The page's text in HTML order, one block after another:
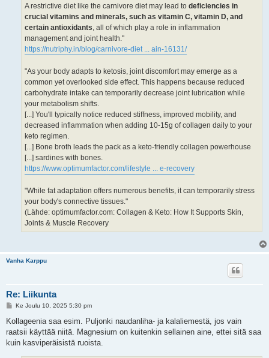
A restrictive diet like the carnivore diet may lead to deficiencies in
crucial vitamins and minerals, such as vitamin C, vitamin D, and
certain antioxidants , all of which play a role in inflammation
management and joint health."
https://nutriphy.in/blog/carnivore-diet ... ain-16131/
"As your body adapts to ketosis, joint discomfort may emerge as a
common yet overlooked side effect. This happens because reduced
carbohydrate intake can temporarily decrease joint lubrication while
your metabolism shifts.
[...] You'll typically notice reduced stiffness, improved mobility, and
decreased inflammation when adding 10-15g of collagen daily to your
keto regimen.
[...] Bone broth leads the pack as a keto-friendly collagen powerhouse
[...] sardines with bones.
https://www.optimumfactor.com/lifestyle ... e-recovery
"While fat adaptation offers numerous benefits, it can temporarily stress
your body's connective tissues."
(Lähde: optimumfactor.com: Collagen & Keto: How It Supports Skin,
Joints & Muscle Recovery
Vanha Karppu
Re: Liikunta
V
e
t
i
Ke Joulu 10, 2025 5:30 pm
Kollageenia saa esim. Puljonki naudanliha- ja kalaliemestä, jos vain
raatsii käyttää niitä. Magnesium on kuitenkin sellainen aine, ettei sitä saa
kuin kasviperäisistä ruoista.